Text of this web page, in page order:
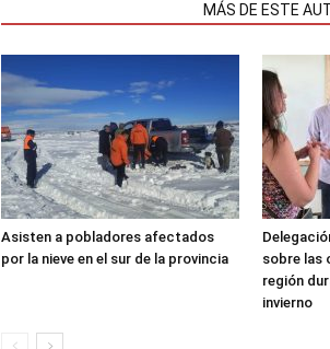
MÁS DE ESTE
Asisten a pobladores afectados
por la nieve en el sur de la provincia
sobre las
región
invierno